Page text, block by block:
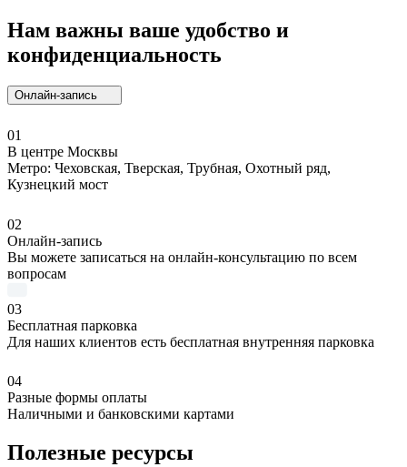
Нам важны ваше удобство и
конфиденциальность
Онлайн-запись
01
В центре Москвы
Метро: Чеховская, Тверская, Трубная, Охотный ряд,
Кузнецкий мост
02
Онлайн-запись
Вы можете записаться на онлайн-консультацию по всем
вопросам
03
Бесплатная парковка
Для наших клиентов есть бесплатная внутренняя парковка
04
Разные формы оплаты
Наличными и банковскими картами
Полезные ресурсы